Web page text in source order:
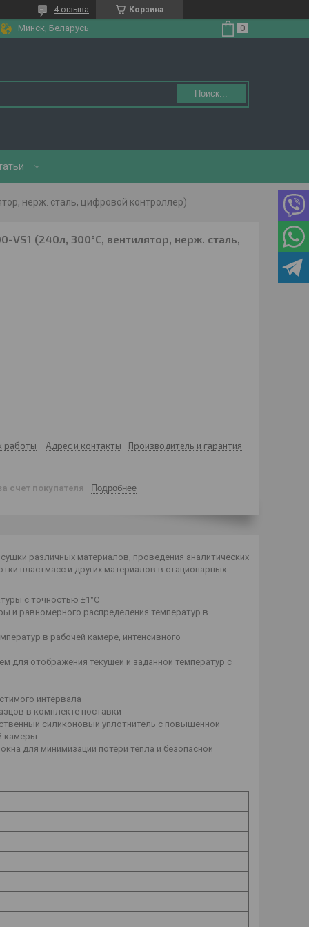
Корзина
4 отзыва
Минск, Беларусь
Поиск...
нерж. сталь, цифровой контроллер)
(240л, 300°С, вентилятор, нерж. сталь,
работы Адрес и контакты Производитель и гарантия
счет покупателя Подробнее
различных материалов, проведения аналитических
пластмасс и других материалов в стационарных
с точностью ±1°С
и равномерного распределения температур в
в рабочей камере, интенсивного
отображения текущей и заданной температур с
интервала
в комплекте поставки
силиконовый уплотнитель с повышенной
камеры
для минимизации потери тепла и безопасной